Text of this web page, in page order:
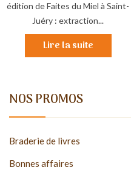
NOS PROMOS
Braderie de livres
Bonnes affaires
édition de Faites du Miel à Saint-
Juéry : extraction...
Lire la suite